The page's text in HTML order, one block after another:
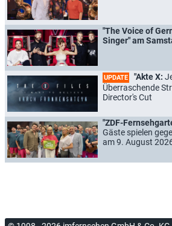
"The Voice of
Singer" am
UPDATE "Akte X:
Überraschende
Director's Cut
"ZDF-
Gäste spielen
am 9. August